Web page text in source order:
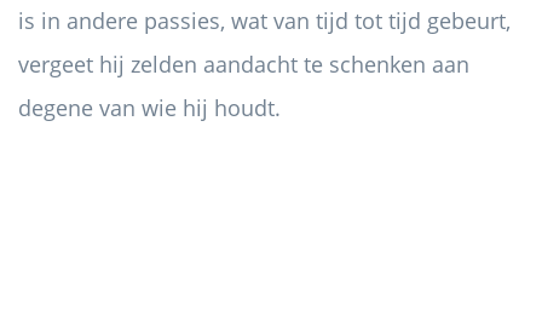
is in andere passies, wat van tijd tot tijd gebeurt,
vergeet hij zelden aandacht te schenken aan
degene van wie hij houdt.